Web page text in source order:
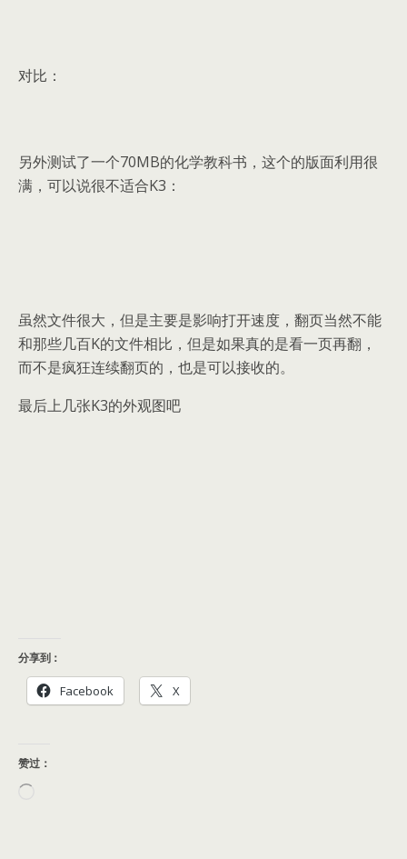
对比：
另外测试了一个70MB的化学教科书，这个的版面利用很
满，可以说很不适合K3：
虽然文件很大，但是主要是影响打开速度，翻页当然不能
和那些几百K的文件相比，但是如果真的是看一页再翻，
而不是疯狂连续翻页的，也是可以接收的。
最后上几张K3的外观图吧
分享到：
Facebook X
赞过：